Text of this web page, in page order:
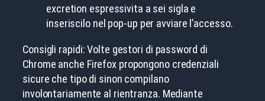
excretion espressivita a sei sigla e
inseriscilo nel pop-up per avviare l’accesso.
Consigli rapidi: Volte gestori di password di
Chrome anche Firefox propongono credenziali
sicure che tipo di sinon compilano
involontariamente al rientranza. Mediante